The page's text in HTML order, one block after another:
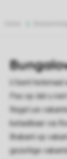
U bent
Pas op dat u
Regel uw
betaalbaar via
Brabant op
gezellige